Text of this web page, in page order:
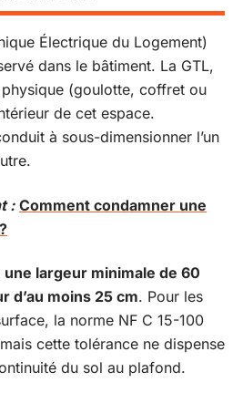
Électrique du Logement)
dans le bâtiment. La GTL,
physique (goulotte, coffret ou
de cet espace.
à sous-dimensionner l’un
: Comment condamner une
une largeur minimale de 60
d’au moins 25 cm. Pour les
la norme NF C 15-100
cette tolérance ne dispense
du sol au plafond.